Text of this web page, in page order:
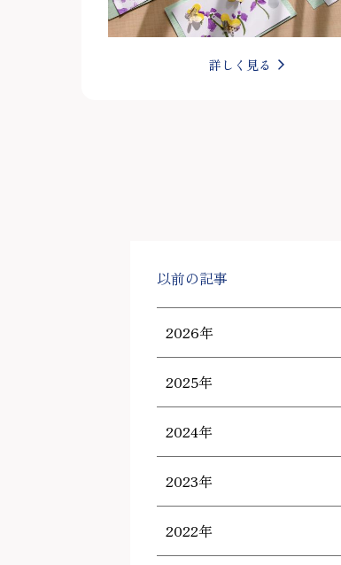
詳しく見る
以前の記事
2026年
2025年
2024年
2023年
2022年